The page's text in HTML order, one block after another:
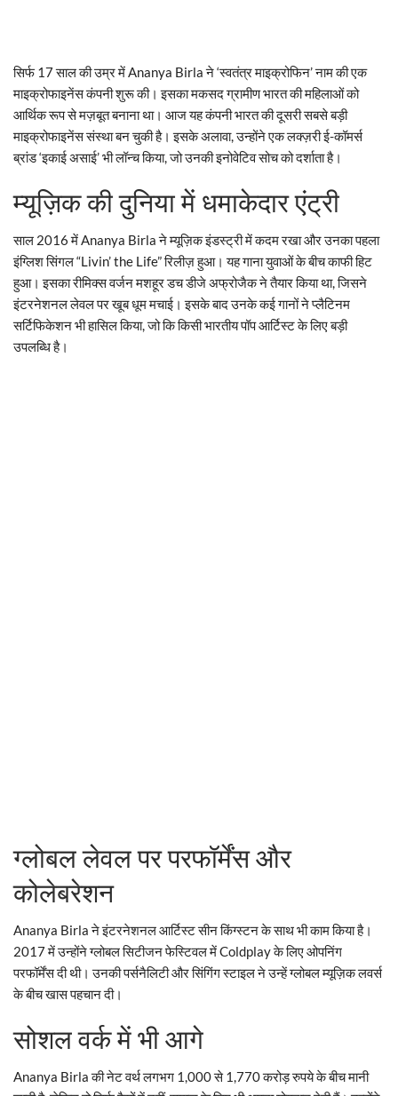
सिर्फ 17 साल की उम्र में Ananya Birla ने ‘स्वतंत्र माइक्रोफिन’ नाम की एक
माइक्रोफाइनेंस कंपनी शुरू की। इसका मकसद ग्रामीण भारत की महिलाओं को
आर्थिक रूप से मज़बूत बनाना था। आज यह कंपनी भारत की दूसरी सबसे बड़ी
माइक्रोफाइनेंस संस्था बन चुकी है। इसके अलावा, उन्होंने एक लक्ज़री ई-कॉमर्स
ब्रांड ‘इकाई असाई’ भी लॉन्च किया, जो उनकी इनोवेटिव सोच को दर्शाता है।
म्यूज़िक की दुनिया में धमाकेदार एंट्री
साल 2016 में Ananya Birla ने म्यूज़िक इंडस्ट्री में कदम रखा और उनका पहला
इंग्लिश सिंगल “Livin’ the Life” रिलीज़ हुआ। यह गाना युवाओं के बीच काफी हिट
हुआ। इसका रीमिक्स वर्जन मशहूर डच डीजे अफ्रोजैक ने तैयार किया था, जिसने
इंटरनेशनल लेवल पर खूब धूम मचाई। इसके बाद उनके कई गानों ने प्लैटिनम
सर्टिफिकेशन भी हासिल किया, जो कि किसी भारतीय पॉप आर्टिस्ट के लिए बड़ी
उपलब्धि है।
ग्लोबल लेवल पर परफॉर्मेंस और
कोलेबरेशन
Ananya Birla ने इंटरनेशनल आर्टिस्ट सीन किंग्स्टन के साथ भी काम किया है।
2017 में उन्होंने ग्लोबल सिटीजन फेस्टिवल में Coldplay के लिए ओपनिंग
परफॉर्मेंस दी थी। उनकी पर्सनैलिटी और सिंगिंग स्टाइल ने उन्हें ग्लोबल म्यूज़िक लवर्स
के बीच खास पहचान दी।
सोशल वर्क में भी आगे
Ananya Birla की नेट वर्थ लगभग 1,000 से 1,770 करोड़ रुपये के बीच मानी